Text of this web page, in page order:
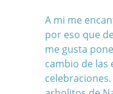
A mi me
por eso que
me gusta
cambio de las